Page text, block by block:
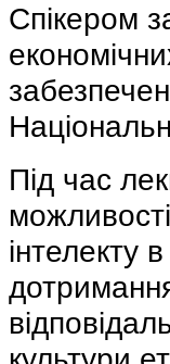
Спікером
Під час
інтелекту